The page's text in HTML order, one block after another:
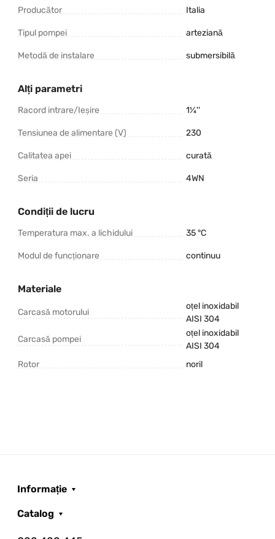
Producător Italia
Tipul pompei arteziană
Metodă de instalare submersibilă
Alți parametri
Racord intrare/Ieșire 1¼''
Tensiunea de alimentare (V) 230
Calitatea apei curată
Seria 4WN
Condiții de lucru
Temperatura max. a lichidului 35 °C
Modul de funcționare continuu
Materiale
Carcasă motorului
oțel inoxidabil
AISI 304
Carcasă pompei
oțel inoxidabil
AISI 304
Rotor
noril
Informație
Catalog